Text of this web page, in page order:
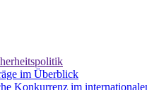
im Überblick
Konkurrenz im